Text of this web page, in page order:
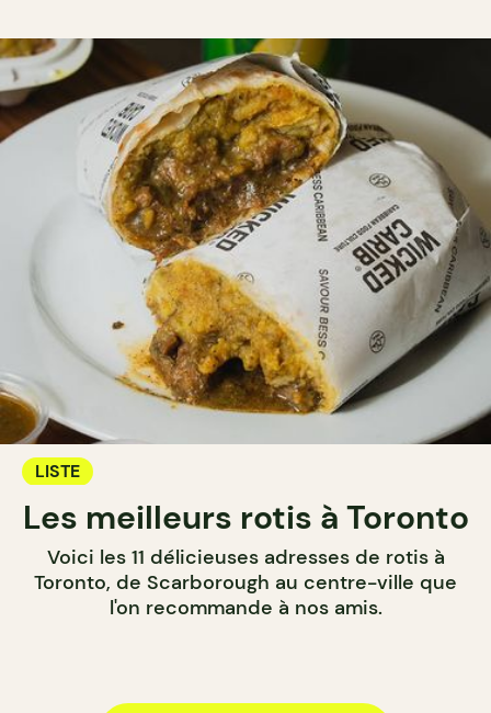
LISTE
Les meilleurs rotis à Toronto
Voici les 11 délicieuses adresses de rotis à
Toronto, de Scarborough au centre-ville que
l'on recommande à nos amis.